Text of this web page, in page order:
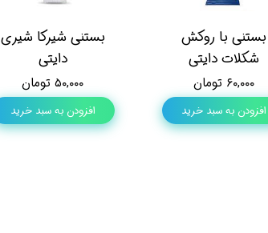
بستنی با روکش
شکلات دایتی
۶۰,۰۰۰ تومان
افزودن به سبد خرید
بستنی شیرکا شیری
دایتی
۵۰,۰۰۰ تومان
افزودن به سبد خرید